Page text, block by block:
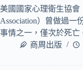
美國國家心理衛生協會
Association）曾做過一
事情之一，僅次於死
商周出版